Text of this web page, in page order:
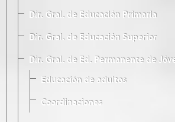
Dir. Gral. de Educación Primaria
Dir. Gral. de Educación Superior
Dir. Gral. de Ed. Permanente de
Educación de adultos
Coordinaciones